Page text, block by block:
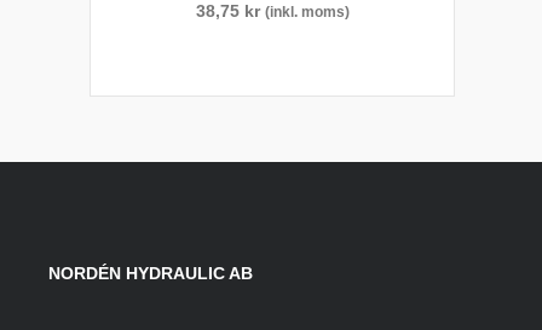
38,75 kr (inkl. moms)
NORDÉN HYDRAULIC AB